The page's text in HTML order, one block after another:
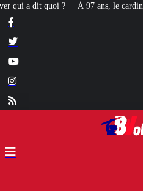
Simoni revient là où le